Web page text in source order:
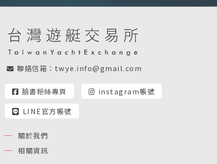
聯絡信箱： twye.info@gmail.com
臉書粉絲專頁
instagram帳號
LINE官方帳號
關於我們
相關資訊